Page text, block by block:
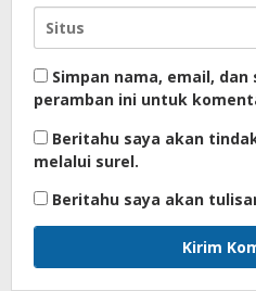
Simpan nama, email,
peramban ini untuk
Beritahu saya akan
melalui surel.
Beritahu saya akan